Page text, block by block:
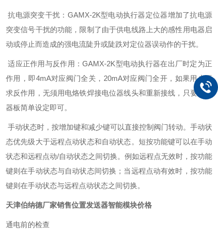
抗电源突变干扰： GAMX-2K型电动执行器定位器增加了抗电源
突变信号干扰的功能，限制了由于供电线路上大的感性用电器启
动或停止而造成的强电流陡升或陡跌对定位器误动作的干扰。
适应正作用与反作用：GAMX-2K型电动执行器在出厂时定为正
作用，即4mA对应阀门全关， 20mA对应阀门全开，如果用户要
求反作用，无须用电烙铁焊接电位器线头和重新接线，只要定位
器板简单设定即可。
手动状态时，按增加键和减少键可以直接控制阀门转动。手动状
态优先级大于远程点动状态和自动状态。短按功能键可以在手动
状态和远程点动/自动状态之间切换。例如远程点无效时，按功能
键则在手动状态与自动状态间切换；当远程点动有效时，按功能
键则在手动状态与远程点动状态之间切换。
天津伯纳德厂家销售位置发送器智能模块价格
通电前的检查